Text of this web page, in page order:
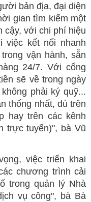
bản địa, đại diện
gian tìm kiếm một
cậy, với chi phí hiệu
việc kết nối nhanh
vận hành, sẵn
24/7. Với cổng
sẽ về trong ngày
phải ký quỹ...
thống nhất, dù trên
hay trên các kênh
trực tuyến)", bà Vũ
việc triển khai
chương trình cải
trong quản lý Nhà
vụ công", bà Bà